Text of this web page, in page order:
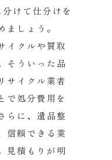
けて仕分けを
ましょう。
イクルや買取
そういった品
サイクル業者
で処分費用を
に、 遺品整
信頼できる業
見積もりが明